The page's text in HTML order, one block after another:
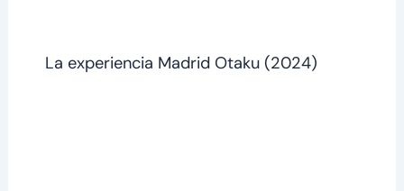
La experiencia Madrid Otaku (2024)